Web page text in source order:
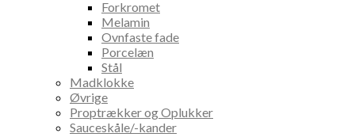
Forkromet
Melamin
Ovnfaste fade
Porcelæn
Stål
Madklokke
Øvrige
Proptrækker og Oplukker
Sauceskåle/-kander